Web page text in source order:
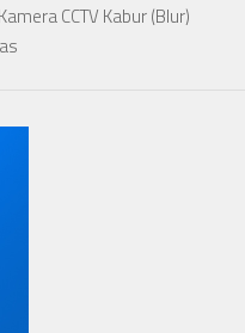
CCTV Kabur (Blur)